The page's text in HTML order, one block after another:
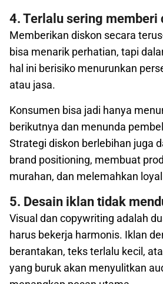
4. Terlalu sering memberi
Memberikan diskon secara
bisa menarik perhatian, tapi
hal ini berisiko menurunkan
atau jasa.
Konsumen bisa jadi hanya
berikutnya dan menunda
Strategi diskon berlebihan juga
brand positioning, membuat
murahan, dan melemahkan
5. Desain iklan tidak
Visual dan copywriting adalah
harus bekerja harmonis. Iklan
berantakan, teks terlalu kecil,
yang buruk akan menyulitkan